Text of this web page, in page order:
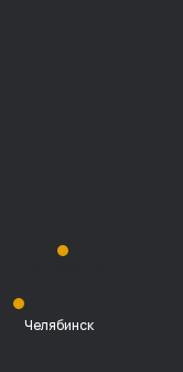
Челябинск